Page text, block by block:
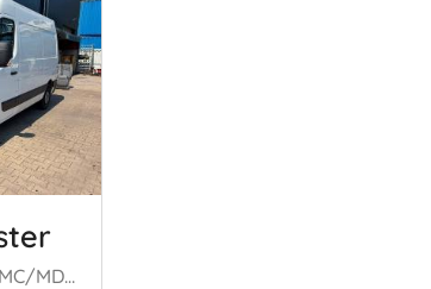
Master III (MA/MB/MC/MD/MH/MF/MG/MH), Van, 2010 2.3 dCi 135 16V FWD